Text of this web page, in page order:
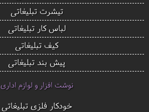
تیشرت تبلیغاتی
لباس کار تبلیغاتی
کیف تبلیغاتی
پیش بند تبلیغاتی
نوشت افزار و لوازم اداری
خودکار فلزی تبلیغاتی